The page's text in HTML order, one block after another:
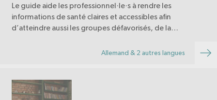
Le guide aide les professionnel·le·s à rendre les
informations de santé claires et accessibles afin
d’atteindre aussi les groupes défavorisés, de la
Allemand & 2 autres langues